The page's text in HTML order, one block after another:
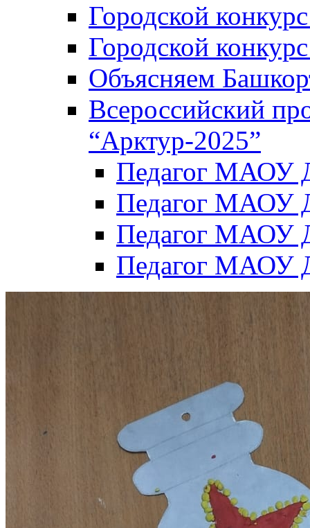
Городской
Городской
Объясняем
Всероссийский
“Арктур-2025”
Педагог МАОУ
Педагог МАОУ
Педагог МАОУ
Педагог МАОУ